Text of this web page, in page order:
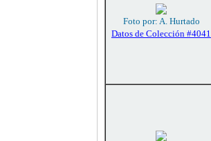
Foto por: A. Hurtado
Datos de Colección #4041